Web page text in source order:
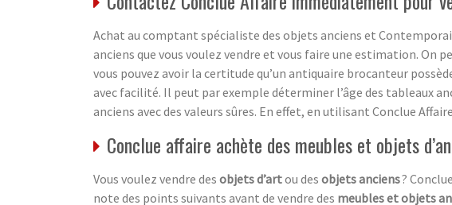
Achat au comptant spécialiste des objets anciens et
anciens que vous voulez vendre et vous faire une estimation. On
vous pouvez avoir la certitude qu’un antiquaire brocanteur
avec facilité. Il peut par exemple déterminer l’âge des tableaux
anciens avec des valeurs sûres. En effet, en utilisant Conclue
Conclue affaire achète des meubles et objets
Vous voulez vendre des objets d’artou des objets anciens?
note des points suivants avant de vendre des meubles et objets